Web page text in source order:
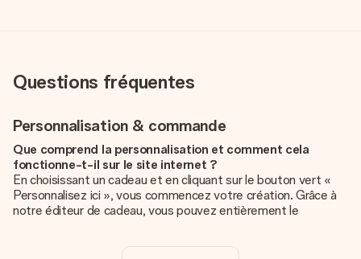
Questions fréquentes
Personnalisation & commande
Que comprend la personnalisation et comment cela
fonctionne-t-il sur le site internet ?
En choisissant un cadeau et en cliquant sur le bouton vert «
Personnalisez ici », vous commencez votre création. Grâce à
notre éditeur de cadeau, vous pouvez entièrement le